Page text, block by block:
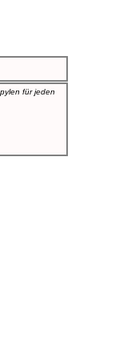
für jeden